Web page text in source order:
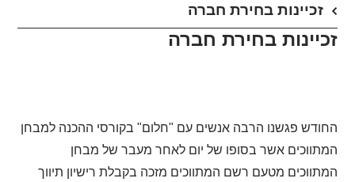
​זכיינות בחירת חברה
זכיינות בחירת חברה
החודש פגשנו הרבה אנשים עם "חלום" בקורסי ההכנה למבחן
המתווכים אשר בסופו של יום לאחר מעבר של מבחן
המתווכים מטעם רשם המתווכים מזכה בקבלת רישיון תיווך